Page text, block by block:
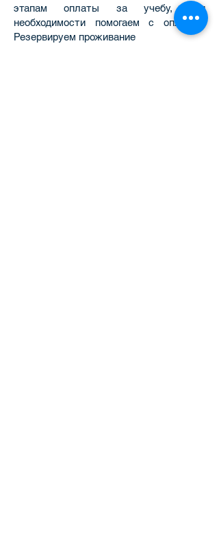
этапам оплаты за учебу, при
необходимости помогаем с оплатой.
Резервируем проживание